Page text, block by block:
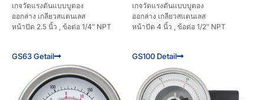
เกจวัดแรงดันแบบบูดอง
ออกล่าง เกลียวสแตนเลส
หน้าปัด 2.5 นิ้ว , ข้อต่อ 1/4″ NPT
GS63 Getail
เกจวัดแรงดันแบบบูดอง
ออกล่าง เกลียวสแตนเลส
หน้าปัด 4 นิ้ว , ข้อต่อ 1/2″ NPT
GS100 Detail